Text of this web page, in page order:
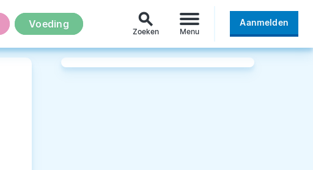
Voeding search
Zoeken Menu
Aanmelden